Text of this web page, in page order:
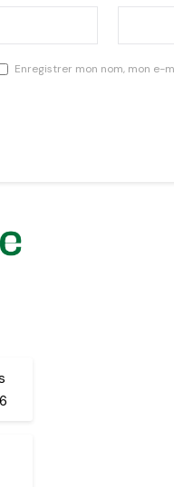
Enregistrer mon nom, mon e-